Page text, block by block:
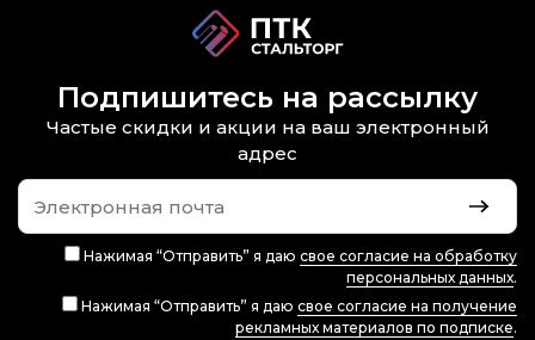
Подпишитесь на рассылку
Частые скидки и акции на ваш электронный
адрес
Нажимая “Отправить” я даю свое согласие на обработку
персональных данных.
Нажимая “Отправить” я даю свое согласие на получение
рекламных материалов по подписке.